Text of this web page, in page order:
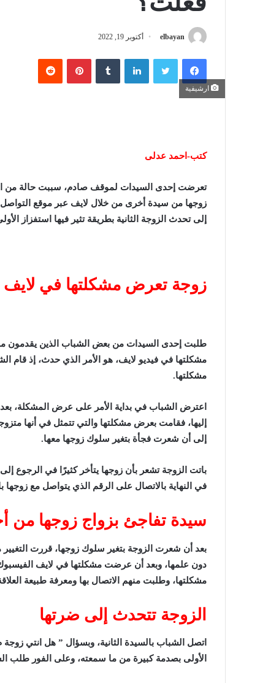
elbayan أكتوبر 19, 2022
فيسبوك لينكدإن بينتيريست
ارشيفية
كتب-احمد عدلى
تعرضت إحدى السيدات لموقف صادم، سببت حالة من
زوجها من سيدة أخرى من خلال لايف عبر موقع التواصل
إلى تحدث الزوجة الثانية بطريقة تثير فيها استفزاز
زوجة تعرض مشكلتها في
طلبت إحدى السيدات من بعض الشباب الذين يقدمون
مشكلتها في فيديو لايف، هو الأمر الذي حدث، إذ قام
مشكلتها.
اعترض الشباب في بداية الأمر على عرض المشكلة، بعد
إلى أن شعرت فجأة بتغير سلوك زوجها معها.
باتت الزوجة تشعر بأن زوجها يتأخر كثيرًا في الرجوع
في النهاية بالاتصال على الرقم الذي يتواصل مع زوجها
سيدة تفاجئ بزواج زوجها من
بعد أن شعرت الزوجة بتغير سلوك زوجها، قررت
دون علمها، وبعد أن عرضت مشكلتها في لايف
مشكلتها، وطلبت منهم الاتصال بها ومعرفة طبيعة
الزوجة تتحدث إلى ضرتها
اتصل الشباب بالسيدة الثانية، وبسؤال ” هل انتي
الأولى بصدمة كبيرة من ما سمعته، وعلى الفور طلب